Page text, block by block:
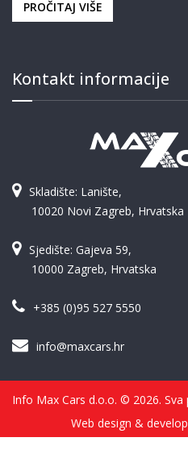
PROČITAJ VIŠE
Kontakt informacije
Skladište: Lanište,
10020 Novi Zagreb, Hrvatska
Sjedište: Gajeva 59,
10000 Zagreb, Hrvatska
+385 (0)95 527 5550
info@maxcars.hr
Info Max Cars d.o.o. © 2026.
Web design &